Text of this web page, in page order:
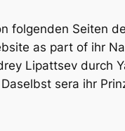
Seiten
as part of ihr
Lipattsev durch
sera ihr